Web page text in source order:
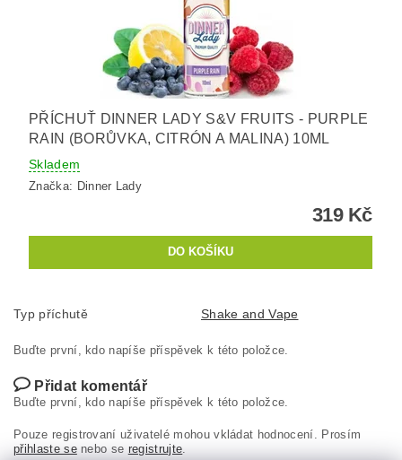
PŘÍCHUŤ DINNER LADY S&V FRUITS - PURPLE
RAIN (BORŮVKA, CITRÓN A MALINA) 10ML
Skladem
Značka: Dinner Lady
319 Kč
Typ příchutě Shake and Vape
Buďte první, kdo napíše příspěvek k této položce.
Přidat komentář
Buďte první, kdo napíše příspěvek k této položce.
Pouze registrovaní uživatelé mohou vkládat hodnocení. Prosím
přihlaste senebo se registrujte